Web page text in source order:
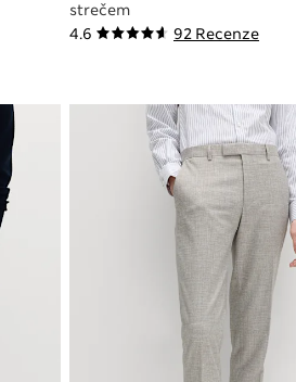
4.6 92 Recenze
strečem